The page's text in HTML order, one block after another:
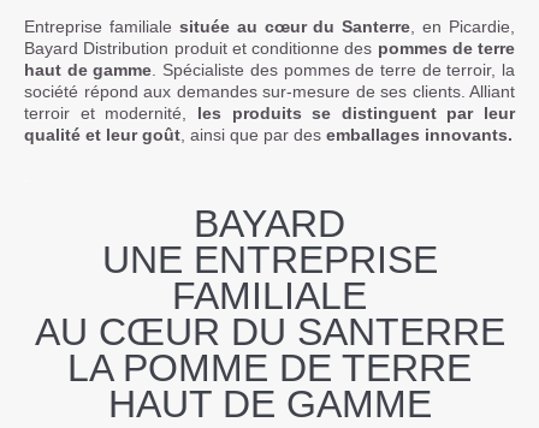
Contact
Entreprise familiale située au cœur du Santerre , en Picardie,
Bayard Distribution produit et conditionne des pommes de terre
haut de gamme . Spécialiste des pommes de terre de terroir, la
société répond aux demandes sur-mesure de ses clients. Alliant
terroir et modernité, les produits se distinguent par leur
qualité et leur goût , ainsi que par des emballages innovants.
BAYARD
UNE ENTREPRISE
FAMILIALE
AU CŒUR DU SANTERRE
LA POMME DE TERRE
HAUT DE GAMME